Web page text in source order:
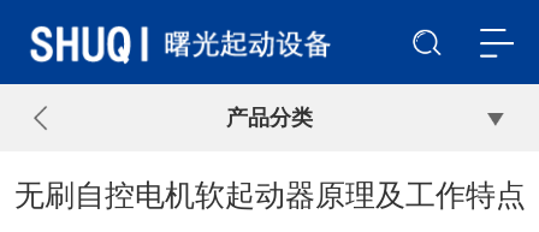
产品分类
无刷自控电机软起动器原理及工作特点